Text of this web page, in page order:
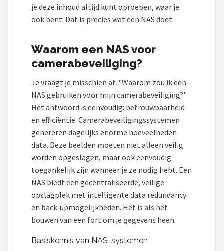
je deze inhoud altijd kunt oproepen, waar je
ook bent. Dat is precies wat een NAS doet.
Waarom een NAS voor
camerabeveiliging?
Je vraagt je misschien af: "Waarom zou ik een
NAS gebruiken voor mijn camerabeveiliging?"
Het antwoord is eenvoudig: betrouwbaarheid
en efficiëntie. Camerabeveiligingssystemen
genereren dagelijks enorme hoeveelheden
data. Deze beelden moeten niet alleen veilig
worden opgeslagen, maar ook eenvoudig
toegankelijk zijn wanneer je ze nodig hebt. Een
NAS biedt een gecentraliseerde, veilige
opslagplek met intelligente data redundancy
en back-upmogelijkheden. Het is als het
bouwen van een fort om je gegevens heen.
Basiskennis van NAS-systemen